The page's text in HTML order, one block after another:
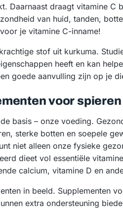
Daarnaast draagt vitamine C
van huid, tanden,
je vitamine C-inname!
stof uit kurkuma.
heeft en kan
goede aanvulling zijn op je
voor
basis – onze voeding.
sterke botten en soepele
niet alleen onze fysieke
dieet vol essentiële
calcium, vitamine D en
in beeld. Supplementen
extra ondersteuning